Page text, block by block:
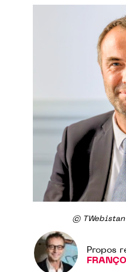
© TWebistan
Propos